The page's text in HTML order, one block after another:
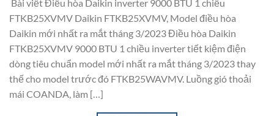
Bài viết Điều hòa Daikin inverter 9000 BTU 1 chiều
FTKB25XVMV Daikin FTKB25XVMV, Model điều hòa
Daikin mới nhất ra mắt tháng 3/2023 Điều hòa Daikin
FTKB25XVMV 9000 BTU 1 chiều inverter tiết kiệm điện
dòng tiêu chuẩn model mới nhất ra mắt tháng 3/2023 thay
thế cho model trước đó FTKB25WAVMV. Luồng gió thoải
mái COANDA, làm […]